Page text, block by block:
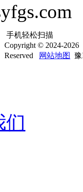
手机轻松扫描
Copyright © 2024-
Reserved
网站地图 豫
们